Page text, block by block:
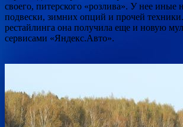
своего, питерского «розлива». У нее иные
подвески, зимних опций и прочей
рестайлинга она получила еще и новую
сервисами «Яндекс.Авто».